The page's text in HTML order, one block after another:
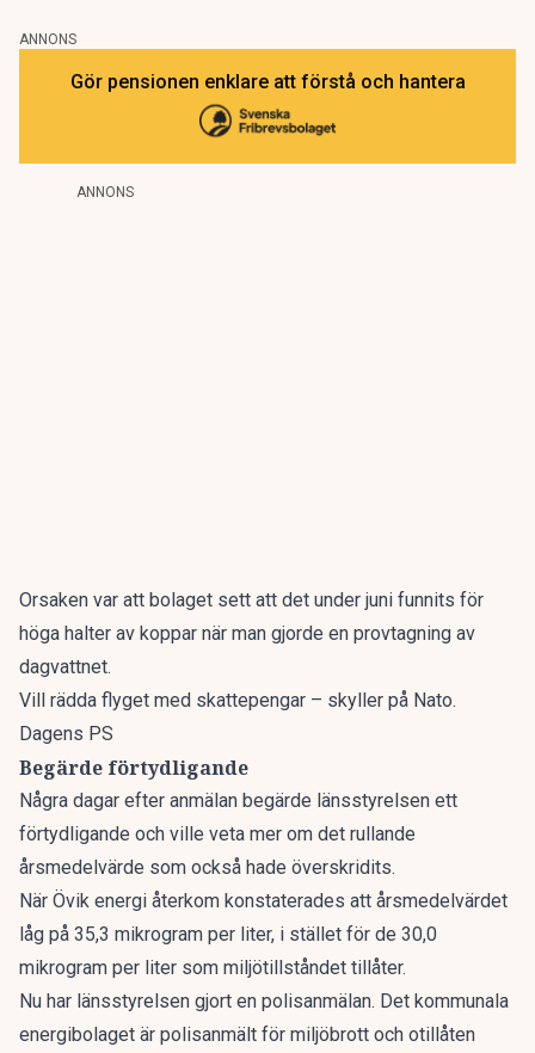
ANNONS
Gör pensionen enklare att förstå och hantera
ANNONS
Orsaken var att bolaget sett att det under juni funnits för
höga halter av koppar när man gjorde en provtagning av
dagvattnet.
Vill rädda flyget med skattepengar – skyller på Nato.
Dagens PS
Begärde förtydligande
Några dagar efter anmälan begärde länsstyrelsen ett
förtydligande och ville veta mer om det rullande
årsmedelvärde som också hade överskridits.
När Övik energi återkom konstaterades att årsmedelvärdet
låg på 35,3 mikrogram per liter, i stället för de 30,0
mikrogram per liter som miljötillståndet tillåter.
Nu har länsstyrelsen gjort en polisanmälan. Det kommunala
energibolaget är polisanmält för miljöbrott och otillåten